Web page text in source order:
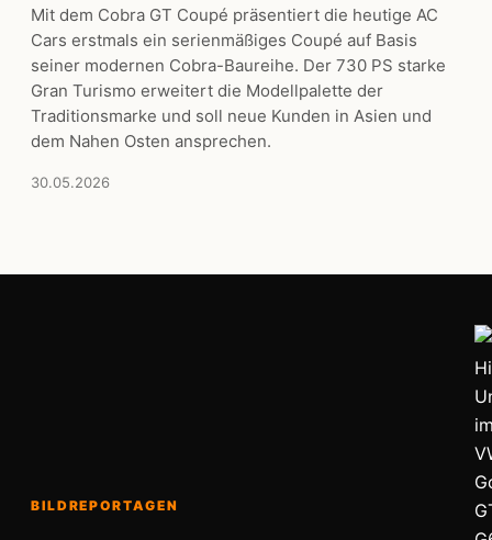
Mit dem Cobra GT Coupé präsentiert die heutige AC
Cars erstmals ein serienmäßiges Coupé auf Basis
seiner modernen Cobra-Baureihe. Der 730 PS starke
Gran Turismo erweitert die Modellpalette der
Traditionsmarke und soll neue Kunden in Asien und
dem Nahen Osten ansprechen.
30.05.2026
BILDREPORTAGEN